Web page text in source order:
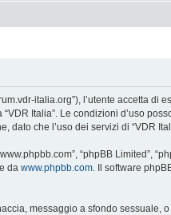
italia.org”), l’utente
Italia”. Le condizioni d’uso
che l’uso dei servizi di “VDR
“phpBB Limited”,
da www.phpbb.com . Il software
messaggio a sfondo